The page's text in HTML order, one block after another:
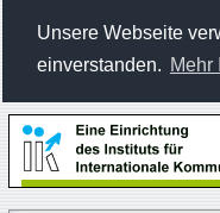
Unsere Webseite
einverstanden. Mehr